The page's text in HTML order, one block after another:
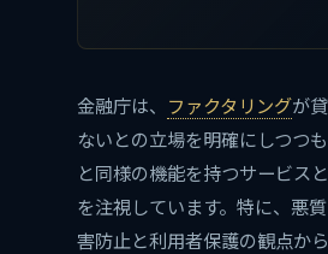
金融庁は、 ファクタリングが
ないとの立場を明確にしつつ
と同様の機能を持つサービス
を注視しています。特に、悪
害防止と利用者保護の観点か